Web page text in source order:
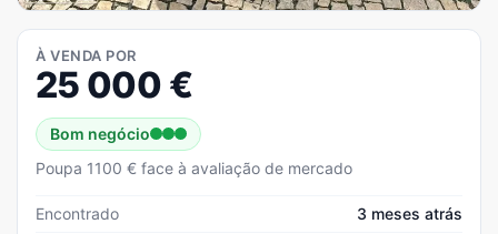
À VENDA POR
25 000 €
Bom negócio
Poupa 1100 € face à avaliação de mercado
Encontrado
3 meses atrás